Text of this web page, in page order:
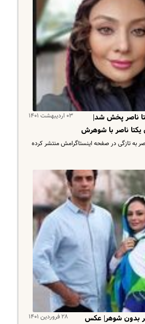
۰۳ اردیبهشت ۱۴۰۱
ناصر پخش شد|
ناصر با شوهرش
به تازگی در صفحه اینستاگرامش منتشر کرده
۲۸ فروردین ۱۴۰۱
بدون شوهر| عکس